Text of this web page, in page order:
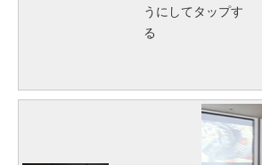
うにしてタップす
る